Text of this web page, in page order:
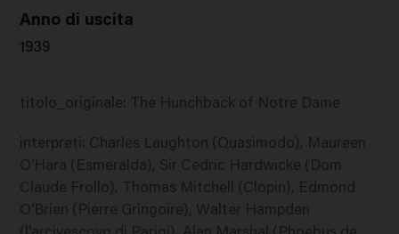
Anno di uscita
1939
titolo_originale: The Hunchback of Notre Dame
interpreti: Charles Laughton (Quasimodo), Maureen
O'Hara (Esmeralda), Sir Cedric Hardwicke (Dom
Claude Frollo), Thomas Mitchell (Clopin), Edmond
O'Brien (Pierre Gringoire), Walter Hampden